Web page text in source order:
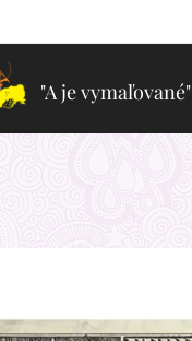
"A je vymaľované"